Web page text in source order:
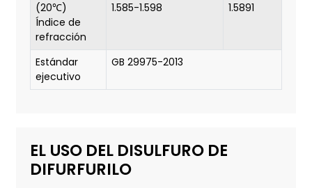
(20℃)
Índice de
refracción
1.585-1.598 1.5891
Estándar
ejecutivo
GB 29975-2013
EL USO DEL DISULFURO DE
DIFURFURILO